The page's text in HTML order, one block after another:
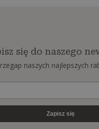
się do naszego
naszych najlepszych
Zapisz się